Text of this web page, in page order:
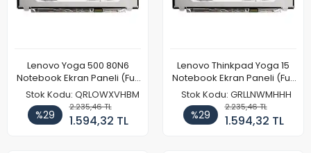
Lenovo Yoga 500 80N6
Notebook Ekran Paneli (Full
HD)
Stok Kodu: QRLOWXVHBM
%29
2.235,46 TL
1.594,32 TL
Lenovo Thinkpad Yoga 15
Notebook Ekran Paneli (Full
HD)
Stok Kodu: GRLLNWMHHH
%29
2.235,46 TL
1.594,32 TL